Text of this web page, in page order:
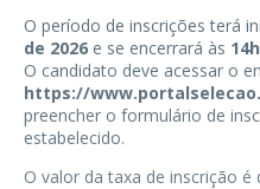
O período de inscrições terá
de 2026 e se encerrará às
O candidato deve acessar o
https://
preencher o formulário de
estabelecido.
O valor da taxa de inscrição é